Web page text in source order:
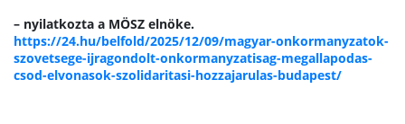
– nyilatkozta a MÖSZ elnöke.
https://24.hu/belfold/2025/12/09/magyar-onkormanyzatok-
szovetsege-ijragondolt-onkormanyzatisag-megallapodas-
csod-elvonasok-szolidaritasi-hozzajarulas-budapest/